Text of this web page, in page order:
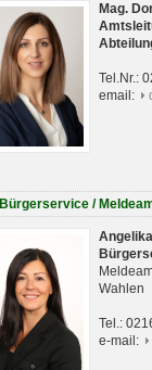
Mag.
Tel.Nr.:
email:
Bürgerservice /
Wahlen
Tel.:
e-mail: